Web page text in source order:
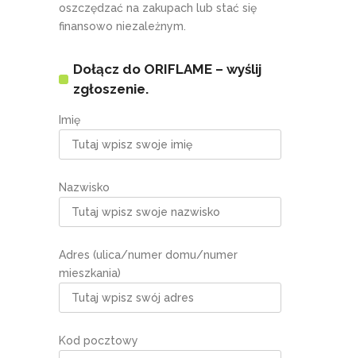
oszczędzać na zakupach lub stać się
finansowo niezależnym.
Dołącz do ORIFLAME – wyślij
zgłoszenie.
Imię
Nazwisko
Adres (ulica/numer domu/numer
mieszkania)
Kod pocztowy